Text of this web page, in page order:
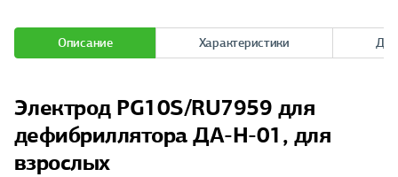
Описание Характеристики
Электрод PG10S/RU7959 для
дефибриллятора ДА-Н-01, для
взрослых